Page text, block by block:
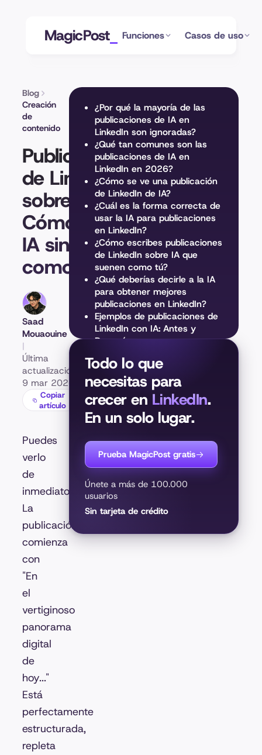
MagicPost Funciones Casos de uso
Blog
Creación
de
contenido
Publicaciones
de LinkedIn
sobre IA:
Cómo usar la
IA sin sonar
como una IA
Saad
Mouaouine
|
Última
actualización:
9 mar 2026
Copiar
artículo
Puedes
verlo
de
inmediato.
La
publicación
comienza
con
"En
el
vertiginoso
panorama
digital
de
hoy..."
Está
perfectamente
estructurada,
repleta
¿Por qué la mayoría de las
publicaciones de IA en
LinkedIn son ignoradas?
¿Qué tan comunes son las
publicaciones de IA en
LinkedIn en 2026?
¿Cómo se ve una publicación
de LinkedIn de IA?
¿Cuál es la forma correcta de
usar la IA para publicaciones
en LinkedIn?
¿Cómo escribes publicaciones
de LinkedIn sobre IA que
suenen como tú?
¿Qué deberías decirle a la IA
para obtener mejores
publicaciones en LinkedIn?
Ejemplos de publicaciones de
LinkedIn con IA: Antes y
Después
a crear publicaciones de
LinkedIn con IA que suenen
como tú
Todo lo que
necesitas para
crecer en LinkedIn.
En un solo lugar.
Prueba MagicPost gratis
Únete a más de 100.000
usuarios
Sin tarjeta de crédito